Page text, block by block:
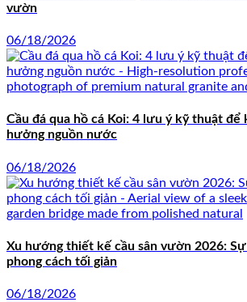
vườn
06/18/2026
Cầu đá qua hồ cá Koi: 4 lưu ý kỹ thuật để
hưởng nguồn nước
06/18/2026
Xu hướng thiết kế cầu sân vườn 2026:
phong cách tối giản
06/18/2026